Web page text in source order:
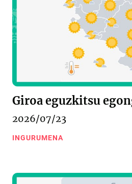
Giroa eguzkitsu
2026/07/23
INGURUMENA